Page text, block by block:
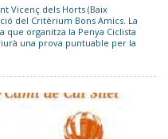
Vicenç dels Horts (Baix
del Critèrium Bons Amics. La
organitza la Penya Ciclista
una prova puntuable per la